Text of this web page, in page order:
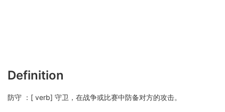
Definition
防守 ：[ verb] 守卫，在战争或比赛中防备对方的攻击。